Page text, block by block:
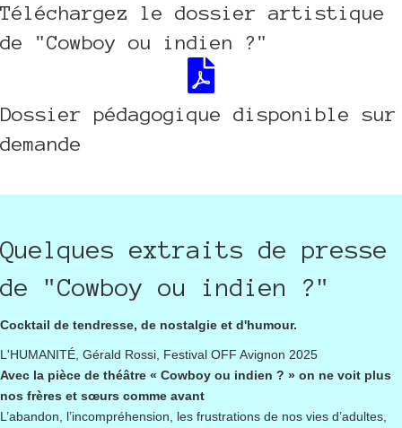
Téléchargez le dossier artistique
de "Cowboy ou indien ?"
https://groupedeja.com/wp-content/
Dossier pédagogique disponible sur
demande
Quelques extraits de presse
de "Cowboy ou indien ?"
Cocktail de tendresse, de nostalgie et d'humour.
L'HUMANITÉ, Gérald Rossi, Festival OFF Avignon 2025
Avec la pièce de théâtre « Cowboy ou indien ? » on ne voit plus
nos frères et sœurs comme avant
L’abandon, l’incompréhension, les frustrations de nos vies d’adultes,